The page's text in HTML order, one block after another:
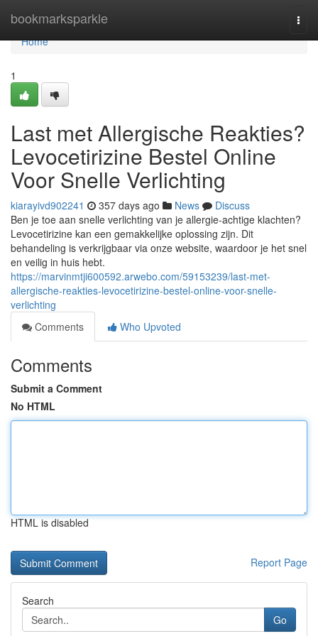
bookmarksparkle
Home
Home
1
Last met Allergische Reakties?
Levocetirizine Bestel Online
Voor Snelle Verlichting
kiarayivd902241 357 days ago News
Discuss
Ben je toe aan snelle verlichting van je allergie-achtige klachten?
Levocetirizine kan een gemakkelijke oplossing zijn. Dit
behandeling is verkrijgbaar via onze website, waardoor je het snel
en veilig in huis hebt.
https://marvinmtji600592.arwebo.com/59153239/last-met-
allergische-reakties-levocetirizine-bestel-online-voor-snelle-
verlichting
Comments
Who Upvoted
Comments
Submit a Comment
No HTML
HTML is disabled
Report Page
Search
Go